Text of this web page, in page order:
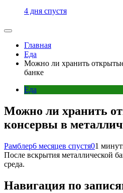
4 дня спустя
Главная
Еда
Можно ли хранить
банке
Еда
Можно ли хранить
консервы в
Рамблер6 месяцев спустя01
После вскрытия металлической
среда.
Навигация по